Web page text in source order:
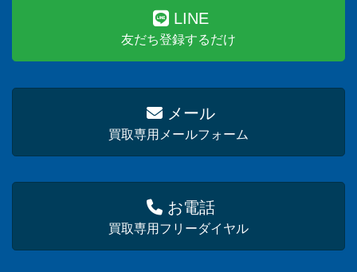
LINE
友だち登録するだけ
メール
買取専用メールフォーム
お電話
買取専用フリーダイヤル